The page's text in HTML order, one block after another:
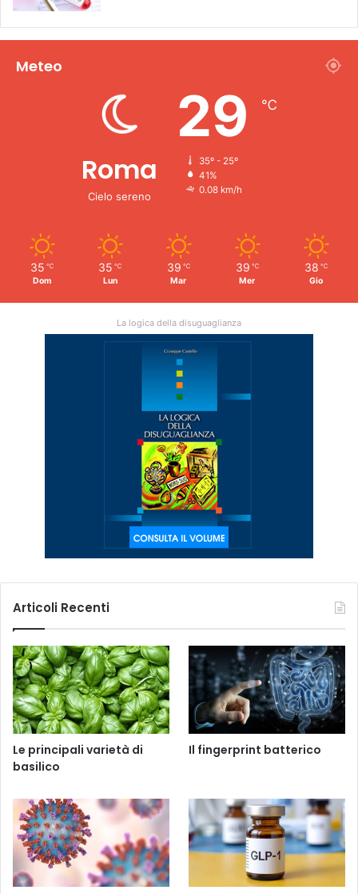
Meteo
Roma
Cielo sereno
29 ℃
35º - 25º
41%
0.08 km/h
35 ℃
Dom
35 ℃
Lun
39 ℃
Mar
39 ℃
Mer
38 ℃
Gio
La logica della disuguaglianza
Articoli Recenti
Le principali varietà di
basilico
Il fingerprint batterico